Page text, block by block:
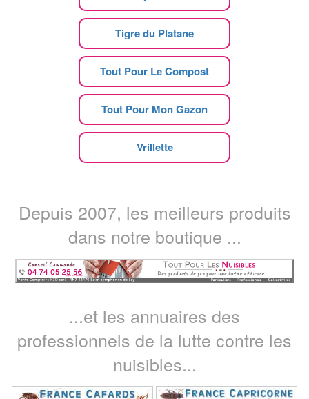
Tigre du Platane
Tout Pour Le Compost
Tout Pour Mon Gazon
Vrillette
Depuis 2007, les meilleurs produits
dans notre boutique ...
...et les annuaires des
professionnels de la lutte contre les
nuisibles...